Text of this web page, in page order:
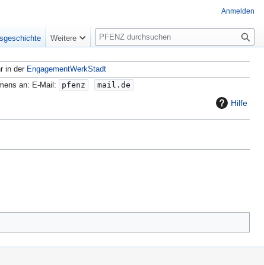
in der EngagementWerkStadt
an: E-Mail:
pfenz mail.de
Hilfe
Anmelden
Weitere
S
u
c
h
e